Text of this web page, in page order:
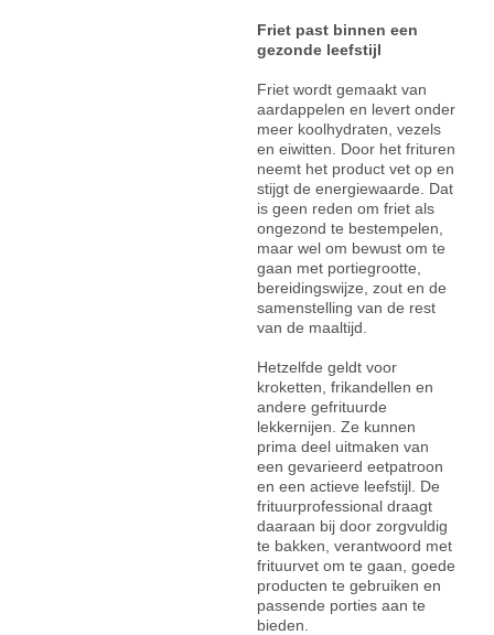
Friet past binnen een
gezonde leefstijl
Friet wordt gemaakt van
aardappelen en levert onder
meer koolhydraten, vezels
en eiwitten. Door het frituren
neemt het product vet op en
stijgt de energiewaarde. Dat
is geen reden om friet als
ongezond te bestempelen,
maar wel om bewust om te
gaan met portiegrootte,
bereidingswijze, zout en de
samenstelling van de rest
van de maaltijd.
Hetzelfde geldt voor
kroketten, frikandellen en
andere gefrituurde
lekkernijen. Ze kunnen
prima deel uitmaken van
een gevarieerd eetpatroon
en een actieve leefstijl. De
frituurprofessional draagt
daaraan bij door zorgvuldig
te bakken, verantwoord met
frituurvet om te gaan, goede
producten te gebruiken en
passende porties aan te
bieden.